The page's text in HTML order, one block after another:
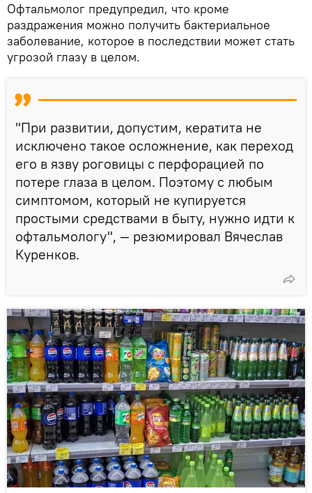
Офтальмолог предупредил, что кроме
раздражения можно получить бактериальное
заболевание, которое в последствии может стать
угрозой глазу в целом.
"При развитии, допустим, кератита не
исключено такое осложнение, как переход
его в язву роговицы с перфорацией по
потере глаза в целом. Поэтому с любым
симптомом, который не купируется
простыми средствами в быту, нужно идти к
офтальмологу", — резюмировал Вячеслав
Куренков.